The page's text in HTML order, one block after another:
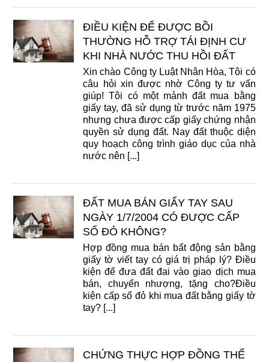
ĐIỀU KIỆN ĐỂ ĐƯỢC BỒI
THƯỜNG HỖ TRỢ TÁI ĐỊNH CƯ
KHI NHÀ NƯỚC THU HỒI ĐẤT
Xin chào Công ty Luật Nhân Hòa, Tôi có
câu hỏi xin được nhờ Công ty tư vấn
giúp! Tôi có một mảnh đất mua bằng
giấy tay, đã sử dụng từ trước năm 1975
nhưng chưa được cấp giấy chứng nhận
quyền sử dụng đất. Nay đất thuộc diện
quy hoạch công trình giáo dục của nhà
nước nên [...]
ĐẤT MUA BÁN GIẤY TAY SAU
NGÀY 1/7/2004 CÓ ĐƯỢC CẤP
SỔ ĐỎ KHÔNG?
Hợp đồng mua bán bất động sản bằng
giấy tờ viết tay có giá trị pháp lý? Điều
kiện để đưa đất đai vào giao dịch mua
bán, chuyển nhượng, tặng cho?Điều
kiện cấp sổ đỏ khi mua đất bằng giấy tờ
tay? [...]
CHỨNG THỰC HỢP ĐỒNG THẾ